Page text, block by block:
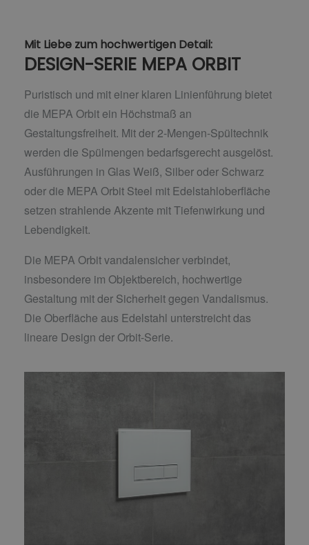
Mit Liebe zum hochwertigen Detail:
DESIGN-SERIE MEPA ORBIT
Puristisch und mit einer klaren Linienführung bietet
die MEPA Orbit ein Höchstmaß an
Gestaltungsfreiheit. Mit der 2-Mengen-Spültechnik
werden die Spülmengen bedarfsgerecht ausgelöst.
Ausführungen in Glas Weiß, Silber oder Schwarz
oder die MEPA Orbit Steel mit Edelstahloberfläche
setzen strahlende Akzente mit Tiefenwirkung und
Lebendigkeit.
Die MEPA Orbit vandalensicher verbindet,
insbesondere im Objektbereich, hochwertige
Gestaltung mit der Sicherheit gegen Vandalismus.
Die Oberfläche aus Edelstahl unterstreicht das
lineare Design der Orbit-Serie.